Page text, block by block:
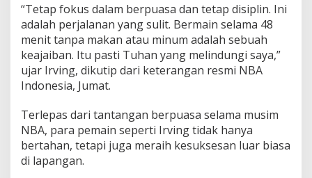
“Tetap fokus dalam berpuasa dan tetap disiplin. Ini
adalah perjalanan yang sulit. Bermain selama 48
menit tanpa makan atau minum adalah sebuah
keajaiban. Itu pasti Tuhan yang melindungi saya,”
ujar Irving, dikutip dari keterangan resmi NBA
Indonesia, Jumat.
Terlepas dari tantangan berpuasa selama musim
NBA, para pemain seperti Irving tidak hanya
bertahan, tetapi juga meraih kesuksesan luar biasa
di lapangan.